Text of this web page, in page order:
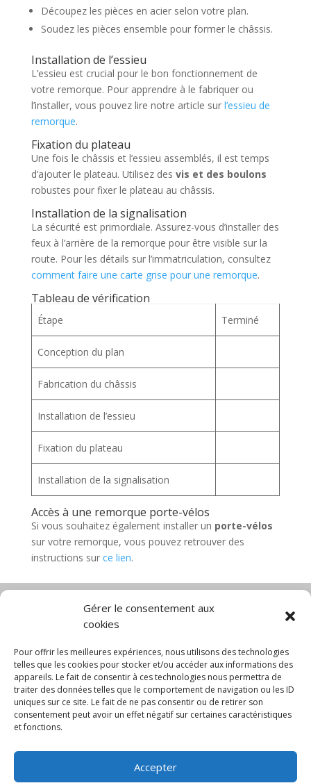
Gérer le consentement aux
cookies
Pour offrir les meilleures expériences, nous utilisons des technologies
telles que les cookies pour stocker et/ou accéder aux informations des
appareils. Le fait de consentir à ces technologies nous permettra de
traiter des données telles que le comportement de navigation ou les ID
uniques sur ce site. Le fait de ne pas consentir ou de retirer son
consentement peut avoir un effet négatif sur certaines caractéristiques
et fonctions.
Accepter
Découpez les pièces en acier selon votre plan.
Soudez les pièces ensemble pour former le châssis.
Installation de l’essieu
L’essieu est crucial pour le bon fonctionnement de
votre remorque. Pour apprendre à le fabriquer ou
l’installer, vous pouvez lire notre article sur l’essieu de
remorque.
Fixation du plateau
Une fois le châssis et l’essieu assemblés, il est temps
d’ajouter le plateau. Utilisez des vis et des boulons
robustes pour fixer le plateau au châssis.
Installation de la signalisation
La sécurité est primordiale. Assurez-vous d’installer des
feux à l’arrière de la remorque pour être visible sur la
route. Pour les détails sur l’immatriculation, consultez
comment faire une carte grise pour une remorque.
Tableau de vérification
Étape Terminé
Conception du plan
Fabrication du châssis
Installation de l’essieu
Fixation du plateau
Installation de la signalisation
Accès à une remorque porte-vélos
Si vous souhaitez également installer un porte-vélos
sur votre remorque, vous pouvez retrouver des
instructions sur ce lien.
Diable électrique
Chariot manutention
CGV
Mentions légales
Politique de confidentialité et protection des
données
Paiement sécurisé
Gérer mes cookies
© 2025 MNG SORARE. Tous droits réservés. Prix
affichés en euros et hors TVA. Site dédié aux